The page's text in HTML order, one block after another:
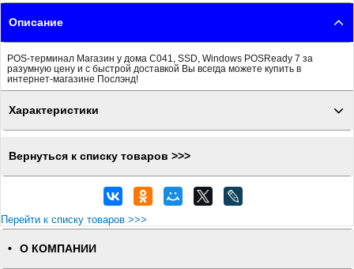
Описание
POS-терминал Магазин у дома С041, SSD, Windows POSReady 7 за
разумную цену и с быстрой доставкой Вы всегда можете купить в
интернет-магазине Послэнд!
Характеристики
Вернуться к списку товаров >>>
Перейти к списку товаров >>>
О КОМПАНИИ